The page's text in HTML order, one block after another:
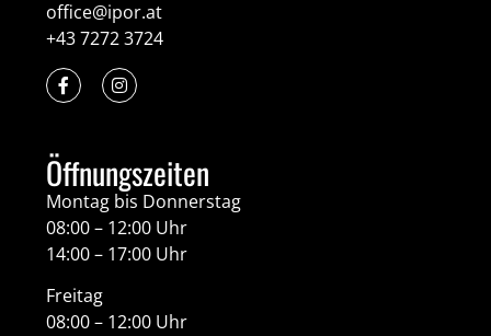
office@ipor.at
+43 7272 3724
Öffnungszeiten
Montag bis Donnerstag
08:00 – 12:00 Uhr
14:00 – 17:00 Uhr
Freitag
08:00 – 12:00 Uhr